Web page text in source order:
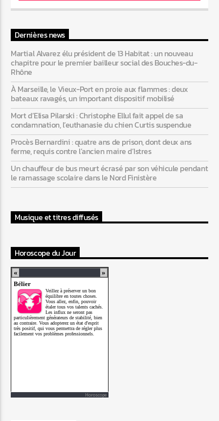
Dernières news
Martial Alvarez élu président de 13 Habitat : un nouveau
chapitre pour le premier bailleur social des Bouches-du-
Rhône
À Marseille, le Vieux-Port en proie aux flammes : deux
bateaux ravagés, un important dispositif mobilisé
Mort d’Elisa Pilarski : Christophe Ellul fait appel de sa
condamnation, l’euthanasie du chien Curtis suspendue
Procès Bernardini : quatre ans de prison, dont deux ans
ferme, requis contre l’ancien maire d’Istres
Un chauffeur de bus meurt écrasé par son véhicule pendant
le ramassage scolaire dans le Nord Finistère
Musique et titres diffusés
Horoscope du Jour
Horoscope